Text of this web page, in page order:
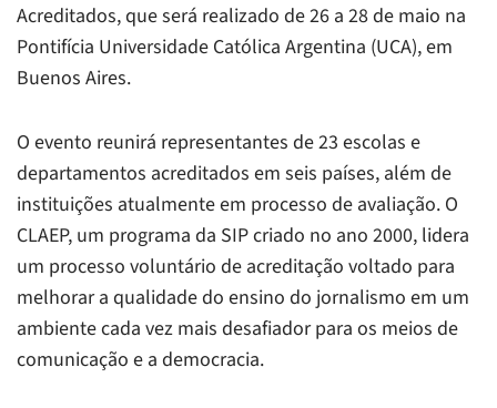
Acreditados, que será realizado de 26 a 28 de maio na
Pontifícia Universidade Católica Argentina (UCA), em
Buenos Aires.
O evento reunirá representantes de 23 escolas e
departamentos acreditados em seis países, além de
instituições atualmente em processo de avaliação. O
CLAEP, um programa da SIP criado no ano 2000, lidera
um processo voluntário de acreditação voltado para
melhorar a qualidade do ensino do jornalismo em um
ambiente cada vez mais desafiador para os meios de
comunicação e a democracia.